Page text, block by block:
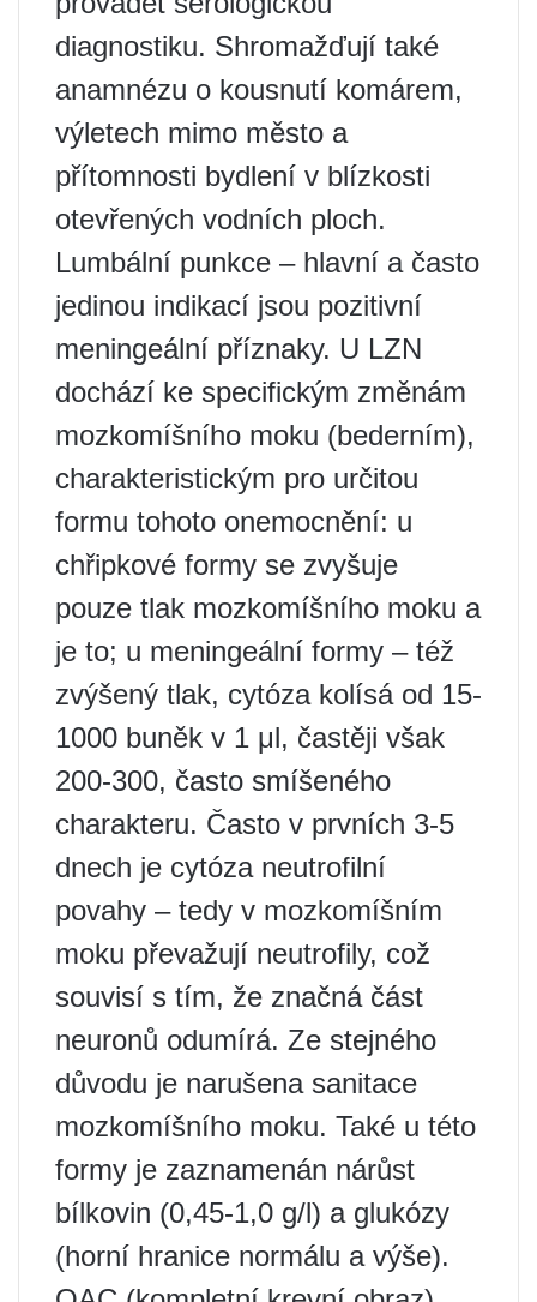
diagnostiku. Shromažďují také
anamnézu o kousnutí komárem,
výletech mimo město a
přítomnosti bydlení v blízkosti
otevřených vodních ploch.
Lumbální punkce – hlavní a často
jedinou indikací jsou pozitivní
meningeální příznaky. U LZN
dochází ke specifickým změnám
mozkomíšního moku (bederním),
charakteristickým pro určitou
formu tohoto onemocnění: u
chřipkové formy se zvyšuje
pouze tlak mozkomíšního moku a
je to; u meningeální formy – též
zvýšený tlak, cytóza kolísá od 15-
1000 buněk v 1 μl, častěji však
200-300, často smíšeného
charakteru. Často v prvních 3-5
dnech je cytóza neutrofilní
povahy – tedy v mozkomíšním
moku převažují neutrofily, což
souvisí s tím, že značná část
neuronů odumírá. Ze stejného
důvodu je narušena sanitace
mozkomíšního moku. Také u této
formy je zaznamenán nárůst
bílkovin (0,45-1,0 g/l) a glukózy
(horní hranice normálu a výše).